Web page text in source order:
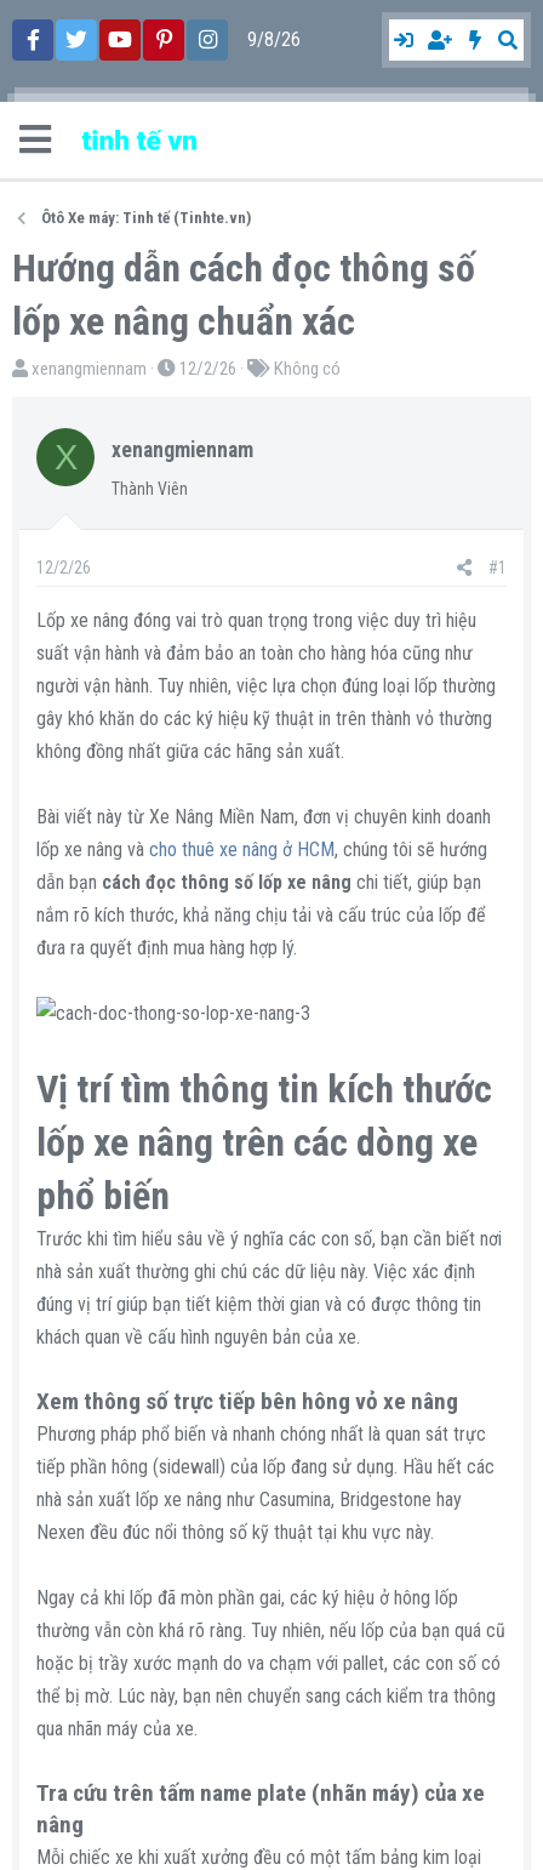
9/8/26
Ôtô Xe máy: Tinh tế (Tinhte.vn)
Hướng dẫn cách đọc thông số
lốp xe nâng chuẩn xác
T
e
a
xenangmiennam
N
y
g
12/2/26
T
Không có
X xenangmiennam
Thành Viên
12/2/26 #1
Lốp xe nâng đóng vai trò quan trọng trong việc duy trì hiệu
suất vận hành và đảm bảo an toàn cho hàng hóa cũng như
người vận hành. Tuy nhiên, việc lựa chọn đúng loại lốp thường
gây khó khăn do các ký hiệu kỹ thuật in trên thành vỏ thường
không đồng nhất giữa các hãng sản xuất.
Bài viết này từ Xe Nâng Miền Nam, đơn vị chuyên kinh doanh
lốp xe nâng và cho thuê xe nâng ở HCM, chúng tôi sẽ hướng
dẫn bạn cách đọc thông số lốp xe nâng chi tiết, giúp bạn
nắm rõ kích thước, khả năng chịu tải và cấu trúc của lốp để
đưa ra quyết định mua hàng hợp lý.
Vị trí tìm thông tin kích thước
lốp xe nâng trên các dòng xe
phổ biến​
Trước khi tìm hiểu sâu về ý nghĩa các con số, bạn cần biết nơi
nhà sản xuất thường ghi chú các dữ liệu này. Việc xác định
đúng vị trí giúp bạn tiết kiệm thời gian và có được thông tin
khách quan về cấu hình nguyên bản của xe.
Xem thông số trực tiếp bên hông vỏ xe nâng​
Phương pháp phổ biến và nhanh chóng nhất là quan sát trực
tiếp phần hông (sidewall) của lốp đang sử dụng. Hầu hết các
nhà sản xuất lốp xe nâng như Casumina, Bridgestone hay
Nexen đều đúc nổi thông số kỹ thuật tại khu vực này.
Ngay cả khi lốp đã mòn phần gai, các ký hiệu ở hông lốp
thường vẫn còn khá rõ ràng. Tuy nhiên, nếu lốp của bạn quá cũ
hoặc bị trầy xước mạnh do va chạm với pallet, các con số có
thể bị mờ. Lúc này, bạn nên chuyển sang cách kiểm tra thông
qua nhãn máy của xe.
Tra cứu trên tấm name plate (nhãn máy) của xe
nâng​
Mỗi chiếc xe khi xuất xưởng đều có một tấm bảng kim loại